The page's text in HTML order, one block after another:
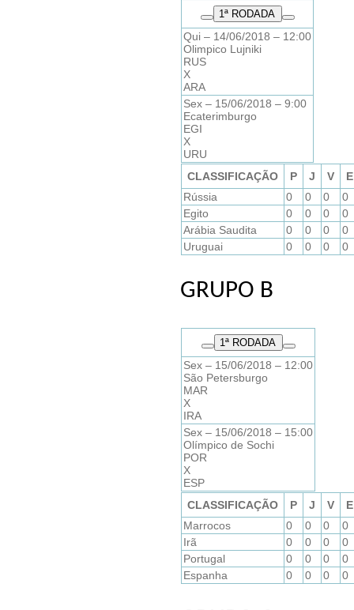
1ª RODADA
Qui – 14/06/2018 – 12:00
Olimpico Lujniki
RUS
X
ARA
Sex – 15/06/2018 – 9:00
Ecaterimburgo
EGI
X
URU
CLASSIFICAÇÃO
P J V
E
Rússia
0 0 0
0
Egito
0 0 0
0
Arábia Saudita
0 0 0
0
Uruguai
0 0 0 0
GRUPO B
1ª RODADA
Sex – 15/06/2018 – 12:00
São Petersburgo
MAR
X
IRA
Sex – 15/06/2018 – 15:00
Olímpico de Sochi
POR
X
ESP
CLASSIFICAÇÃO
P J V
E
Marrocos
0 0 0
0
Irã
0 0 0
0
Portugal
0 0 0
0
Espanha
0 0 0 0